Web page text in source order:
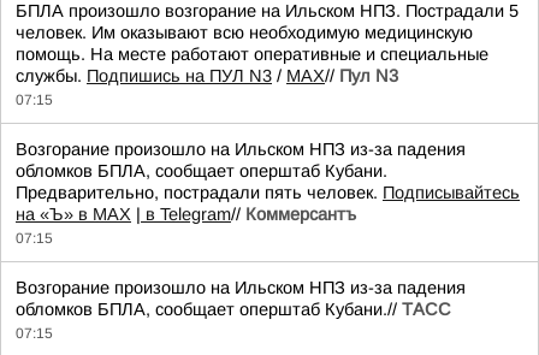
БПЛА произошло возгорание на Ильском НПЗ. Пострадали 5
человек. Им оказывают всю необходимую медицинскую
помощь. На месте работают оперативные и специальные
службы. Подпишись на ПУЛ N3 / MAX// Пул N3
07:15
Возгорание произошло на Ильском НПЗ из-за падения
обломков БПЛА, сообщает оперштаб Кубани.
Предварительно, пострадали пять человек. Подписывайтесь
на «Ъ» в MAX | в Telegram// Коммерсантъ
07:15
Возгорание произошло на Ильском НПЗ из-за падения
обломков БПЛА, сообщает оперштаб Кубани.// ТАСС
07:15